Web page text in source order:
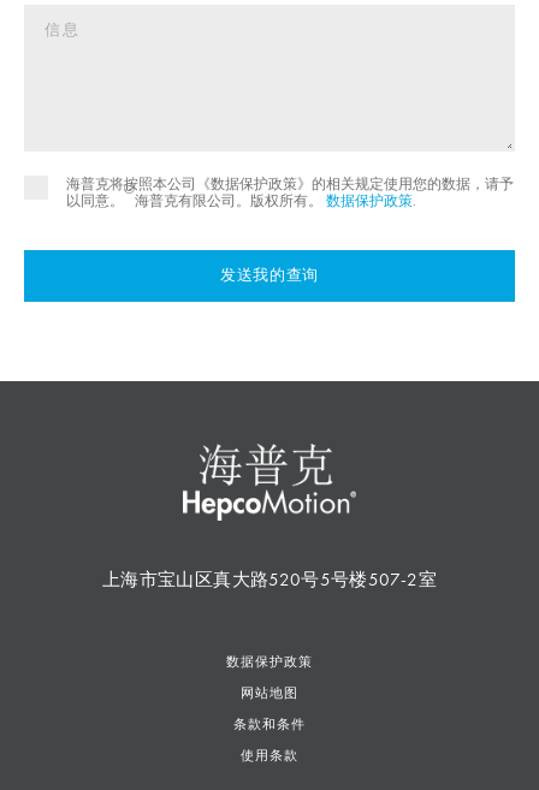
海普克将按照本公司《数据保护政策》的相关规定使用您的数据，请予
以同意。
©
海普克有限公司。版权所有。 数据保护政策.
发送我的查询
上海市宝山区真大路520号5号楼507-2室
数据保护政策
网站地图
条款和条件
使用条款